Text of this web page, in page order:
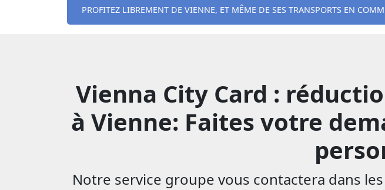
PROFITEZ LIBREMENT DE VIENNE, ET MÊME DE SES TRANSPORTS EN
Vienna City Card :
à Vienne: Faites votre
Notre service groupe vous contactera dans